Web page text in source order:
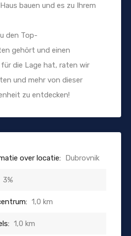
bauen und es zu Ihrem
den Top-
gehört und einen
die Lage hat, raten wir
und mehr von dieser
zu entdecken!
over locatie: Dubrovnik
3%
1,0 km
1,0 km